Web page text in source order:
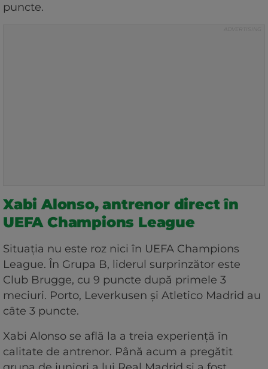
puncte.
Xabi Alonso, antrenor direct în
UEFA Champions League
Situația nu este roz nici în UEFA Champions
League. În Grupa B, liderul surprinzător este
Club Brugge, cu 9 puncte după primele 3
meciuri. Porto, Leverkusen și Atletico Madrid au
câte 3 puncte.
Xabi Alonso se află la a treia experiență în
calitate de antrenor. Până acum a pregătit